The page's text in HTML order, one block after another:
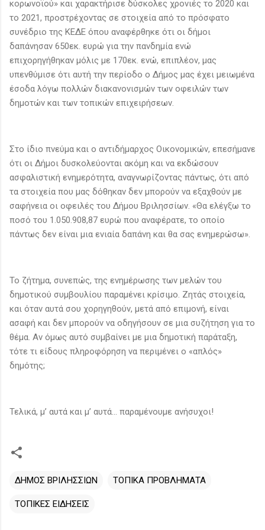
κορωνοϊού» και χαρακτήρισε δύσκολες χρονιές το 2020 και
το 2021, προστρέχοντας σε στοιχεία από το πρόσφατο
συνέδριο της ΚΕΔΕ όπου αναφέρθηκε ότι οι δήμοι
δαπάνησαν 650εκ. ευρώ για την πανδημία ενώ
επιχορηγήθηκαν μόλις με 170εκ. ενώ, επιπλέον, μας
υπενθύμισε ότι αυτή την περίοδο ο Δήμος μας έχει μειωμένα
έσοδα λόγω πολλών διακανονισμών των οφειλών των
δημοτών και των τοπικών επιχειρήσεων.
Στο ίδιο πνεύμα και ο αντιδήμαρχος Οικονομικών, επεσήμανε
ότι οι Δήμοι δυσκολεύονται ακόμη και να εκδώσουν
ασφαλιστική ενημερότητα, αναγνωρίζοντας πάντως, ότι από
τα στοιχεία που μας δόθηκαν δεν μπορούν να εξαχθούν με
σαφήνεια οι οφειλές του Δήμου Βριλησσίων. «Θα ελέγξω το
ποσό του 1.050.908,87 ευρώ που αναφέρατε, το οποίο
πάντως δεν είναι μια ενιαία δαπάνη και θα σας ενημερώσω».
Το ζήτημα, συνεπώς, της ενημέρωσης των μελών του
δημοτικού συμβουλίου παραμένει κρίσιμο. Ζητάς στοιχεία,
και όταν αυτά σου χορηγηθούν, μετά από επιμονή, είναι
ασαφή και δεν μπορούν να οδηγήσουν σε μια συζήτηση για το
θέμα. Αν όμως αυτό συμβαίνει με μια δημοτική παράταξη,
τότε τι είδους πληροφόρηση να περιμένει ο «απλός»
δημότης;
Τελικά, μ’ αυτά και μ’ αυτά... παραμένουμε ανήσυχοι!
ΔΗΜΟΣ ΒΡΙΛΗΣΣΙΩΝ ΤΟΠΙΚΑ ΠΡΟΒΛΗΜΑΤΑ
ΤΟΠΙΚΕΣ ΕΙΔΗΣΕΙΣ